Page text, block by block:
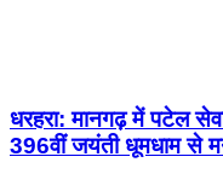
धरहरा: मानगढ़ में पटेल
396वीं जयंती धूमधाम से